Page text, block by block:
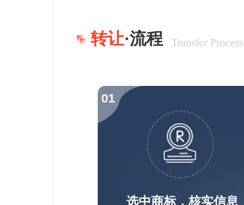
转让·流程 Transfer Process
选中商标，核实信息